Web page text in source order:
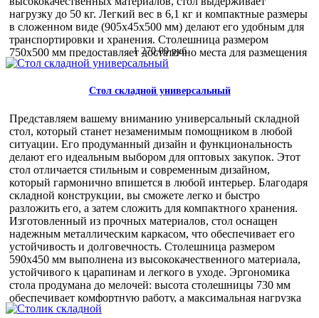
современным требованиям к мобильной мебели. Это
выгодное вложение в ваш ассортимент, которое обязательно
оценят ваши клиенты.
1 270,00 руб
нагрузку до 50 кг. Легкий вес в 6,1 кг и компактные размеры
в сложенном виде (905х45х500 мм) делают его удобным для
транспортировки и хранения. Столешница размером
750х500 мм предоставляет достаточно места для размещения
необходимых предметов. Эргономика стола продумана для
так и на даче или в кемпинге. Он легко вписывается в любое
оптовых покупателей складной туристический стол
представляет собой выгодное предложение. Высокое
качество и доступная цена делают его привлекательным
товаром для вашего бизнеса. Легкость в хранении и
транспортировке позволяет экономить на логистике, а
универсальность использования расширяет круг
потенциальных клиентов. Складной туристический стол –
это не просто мебель, а ваш надежный помощник в любом
путешествии. Сделайте правильный выбор и обеспечьте себе
и своим клиентам комфорт и удобство на отдыхе.
1 570,00 руб
Стол складной универсальный
Представляем вашему вниманию универсальный складной
стол, который станет незаменимым помощником в любой
ситуации. Его продуманный дизайн и функциональность
делают его идеальным выбором для оптовых закупок. Этот
стол отличается стильным и современным дизайном,
который гармонично впишется в любой интерьер. Благодаря
складной конструкции, вы сможете легко и быстро
разложить его, а затем сложить для компактного хранения.
Изготовленный из прочных материалов, стол оснащен
надежным металлическим каркасом, что обеспечивает его
устойчивость и долговечность. Столешница размером
590х450 мм выполнена из высококачественного материала,
устойчивого к царапинам и легкого в уходе. Эргономика
стола продумана до мелочей: высота столешницы 730 мм
обеспечивает комфортную работу, а максимальная нагрузка
до 40 кг позволяет использовать его для самых